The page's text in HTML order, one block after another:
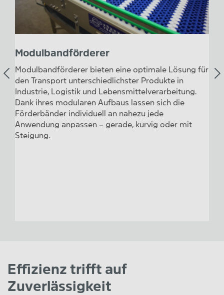
Modulbandförderer
Modulbandförderer bieten eine optimale Lösung für
den Transport unterschiedlichster Produkte in
Industrie, Logistik und Lebensmittelverarbeitung.
Dank ihres modularen Aufbaus lassen sich die
Förderbänder individuell an nahezu jede
Anwendung anpassen – gerade, kurvig oder mit
Steigung.
Effizienz trifft auf
Zuverlässigkeit